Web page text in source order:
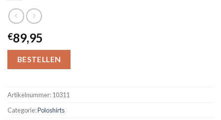
€89,95
BESTELLEN
Artikelnummer:10311
Categorie:Poloshirts